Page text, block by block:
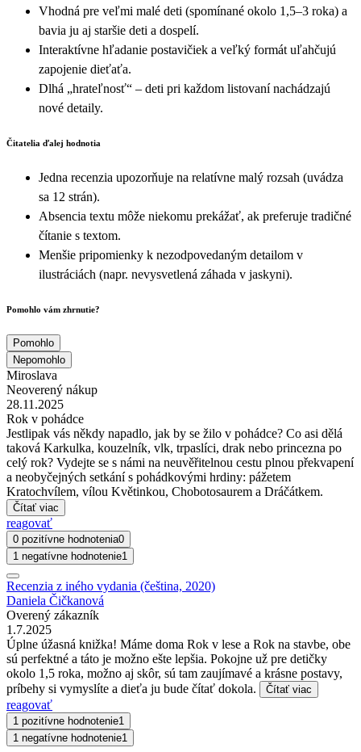
Vhodná pre veľmi malé deti (spomínané okolo 1,5–3 roka) a
bavia ju aj staršie deti a dospelí.
Interaktívne hľadanie postavičiek a veľký formát uľahčujú
zapojenie dieťaťa.
Dlhá „hrateľnosť“ – deti pri každom listovaní nachádzajú
nové detaily.
Čitatelia ďalej hodnotia
Jedna recenzia upozorňuje na relatívne malý rozsah (uvádza
sa 12 strán).
Absencia textu môže niekomu prekážať, ak preferuje tradičné
čítanie s textom.
Menšie pripomienky k nezodpovedaným detailom v
ilustráciách (napr. nevysvetlená záhada v jaskyni).
Pomohlo vám zhrnutie?
Pomohlo
Nepomohlo
Miroslava
Neoverený nákup
28.11.2025
Rok v pohádce
Jestlipak vás někdy napadlo, jak by se žilo v pohádce? Co asi dělá
taková Karkulka, kouzelník, vlk, trpaslíci, drak nebo princezna po
celý rok? Vydejte se s námi na neuvěřitelnou cestu plnou překvapení
a neobyčejných setkání s pohádkovými hrdiny: pážetem
Kratochvílem, vílou Květinkou, Chobotosaurem a Dráčátkem.
Čítať viac
reagovať
0 pozitívne hodnotenia0
1 negatívne hodnotenie1
Recenzia z iného vydania (čeština, 2020)
Daniela Čičkanová
Overený zákazník
1.7.2025
Úplne úžasná knižka! Máme doma Rok v lese a Rok na stavbe, obe
sú perfektné a táto je možno ešte lepšia. Pokojne už pre detičky
okolo 1,5 roka, možno aj skôr, sú tam zaujímavé a krásne postavy,
príbehy si vymyslíte a dieťa ju bude čítať dokola.
Čítať viac
reagovať
1 pozitívne hodnotenie1
1 negatívne hodnotenie1